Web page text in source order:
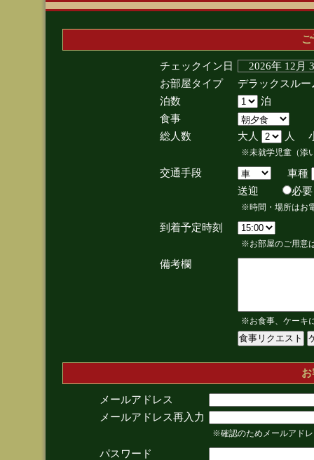
チェックイン日
2026年 12
お部屋タイプ
デラックスル
泊数
泊
食事
総人数
大人 人
※未就学児童（添
交通手段
車種
送迎
※時間・場所はお
到着予定時刻
※お部屋のご用意
備考欄
※お食事、ケーキ
メールアドレス
メールアドレス再入力
※確認のためメールアド
パスワード